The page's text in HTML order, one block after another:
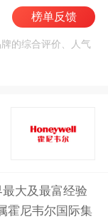
榜单反馈
的综合评价、人气
大及最富经验
霍尼韦尔国际集